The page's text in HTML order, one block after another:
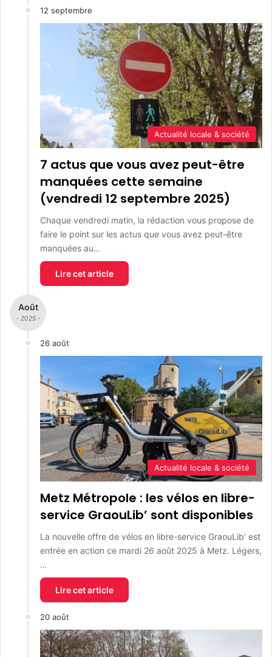
12 septembre
Actualité locale & société
7 actus que vous avez peut-être
manquées cette semaine
(vendredi 12 septembre 2025)
Chaque vendredi matin, la rédaction vous propose de
faire le point sur les actus que vous avez peut-être
manquées au…
Lire cet article
Août
- 2025 -
26 août
Actualité locale & société
Metz Métropole : les vélos en libre-
service GraouLib’ sont disponibles
La nouvelle offre de vélos en libre-service GraouLib’ est
entrée en action ce mardi 26 août 2025 à Metz. Légers,
…
Lire cet article
20 août